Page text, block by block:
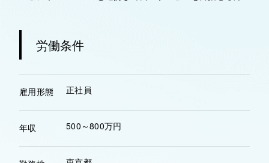
労働条件
雇用形態 正社員
年収 500～800万円